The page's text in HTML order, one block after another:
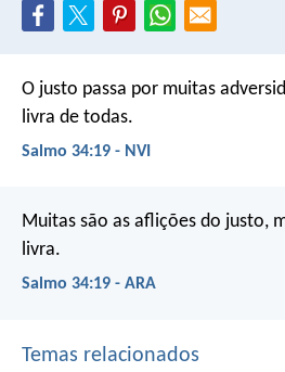
O justo passa por muitas
livra de todas.
Salmo 34:19 - NVI
Muitas são as aflições do justo,
livra.
Salmo 34:19 - ARA
Temas relacionados